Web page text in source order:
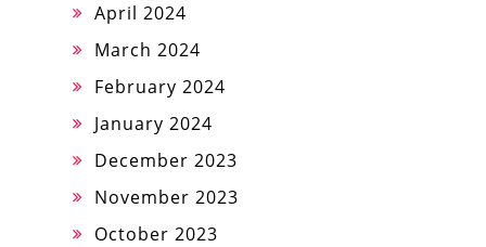
April 2024
March 2024
February 2024
January 2024
December 2023
November 2023
October 2023